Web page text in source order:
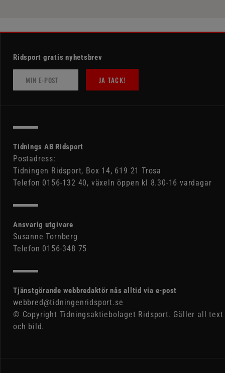
Ridsport gratis nyhetsbrev
JA TACK!
Tidnings AB Ridsport
Postadress:
Tidningen Ridsport, Box 14, 619 21 Trosa
Telefon 0156-132 40, växeln öppen kl 8.30-16 vardagar
Ansvarig utgivare
Susanne Tornberg
Telefon 0156-348 75
Tjänstgörande webbredaktör nås alltid via e-post
webbred@tidningenridsport.se
© Copyright Tidningsaktiebolaget Ridsport. Gäller all text
och bild.